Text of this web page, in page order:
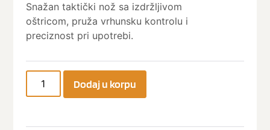
Snažan taktički nož sa izdržljivom
oštricom, pruža vrhunsku kontrolu i
preciznost pri upotrebi.
Dodaj u korpu